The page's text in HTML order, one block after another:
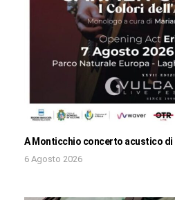
A Monticchio concerto acustico di
6 Agosto 2026